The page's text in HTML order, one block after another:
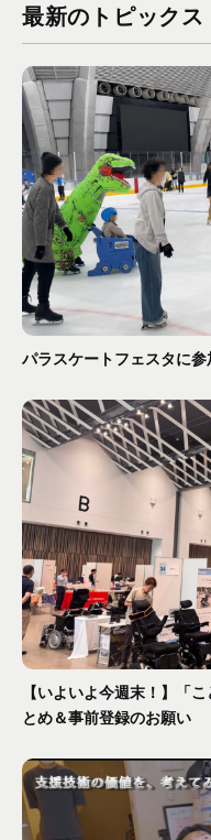
最新のトピックス
パラスケートフェスタに
【いよいよ今週末！】「
とめ＆事前登録のお願い